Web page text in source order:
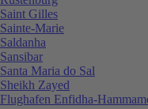
Saint Gilles
Sainte-Marie
Saldanha
Sansibar
Santa Maria do Sal
Sheikh Zayed
Flughafen Enfidha-